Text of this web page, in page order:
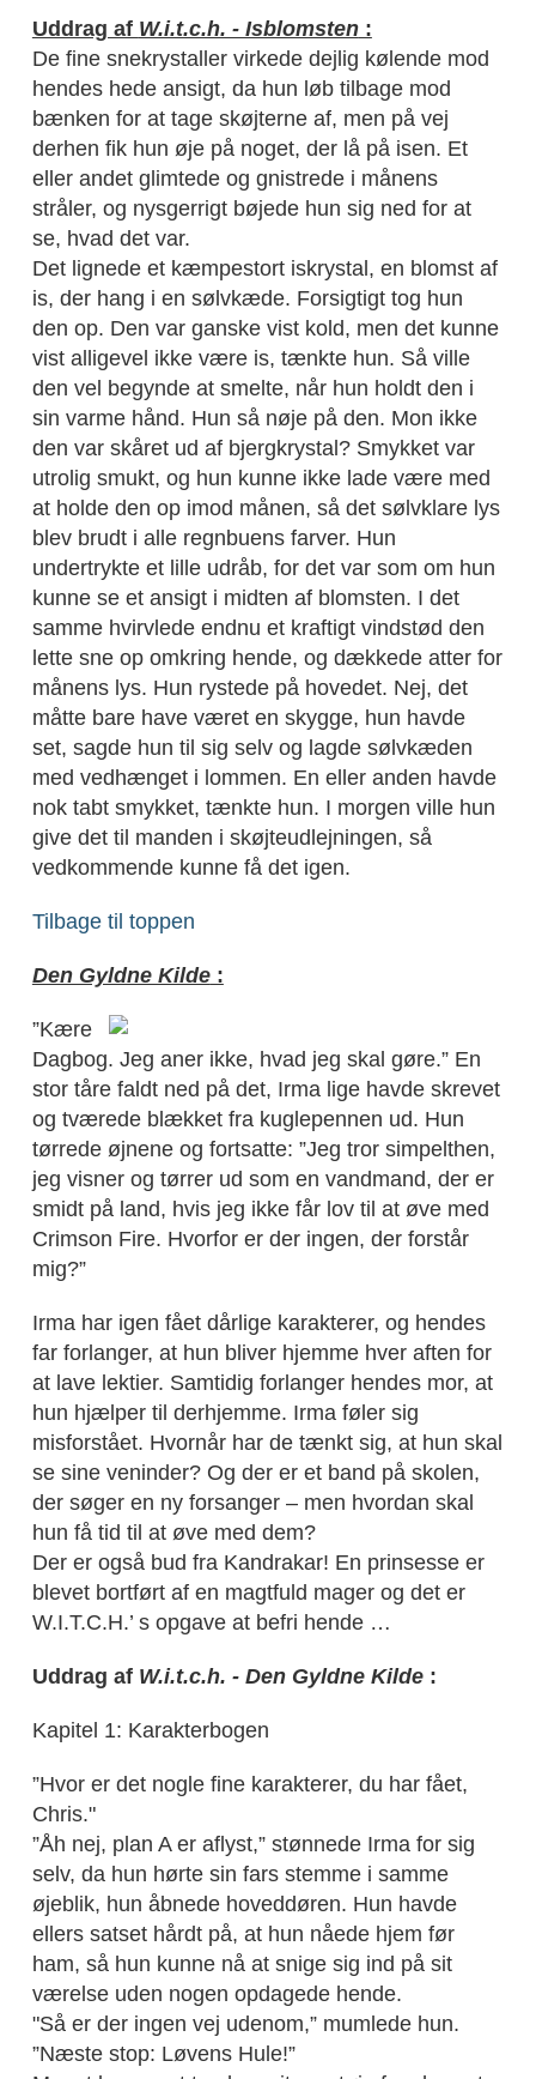
Uddrag af W.i.t.c.h. - Isblomsten:
De fine snekrystaller virkede dejlig kølende mod
hendes hede ansigt, da hun løb tilbage mod
bænken for at tage skøjterne af, men på vej
derhen fik hun øje på noget, der lå på isen. Et
eller andet glimtede og gnistrede i månens
stråler, og nysgerrigt bøjede hun sig ned for at
se, hvad det var.
Det lignede et kæmpestort iskrystal, en blomst af
is, der hang i en sølvkæde. Forsigtigt tog hun
den op. Den var ganske vist kold, men det kunne
vist alligevel ikke være is, tænkte hun. Så ville
den vel begynde at smelte, når hun holdt den i
sin varme hånd. Hun så nøje på den. Mon ikke
den var skåret ud af bjergkrystal? Smykket var
utrolig smukt, og hun kunne ikke lade være med
at holde den op imod månen, så det sølvklare lys
blev brudt i alle regnbuens farver. Hun
undertrykte et lille udråb, for det var som om hun
kunne se et ansigt i midten af blomsten. I det
samme hvirvlede endnu et kraftigt vindstød den
lette sne op omkring hende, og dækkede atter for
månens lys. Hun rystede på hovedet. Nej, det
måtte bare have været en skygge, hun havde
set, sagde hun til sig selv og lagde sølvkæden
med vedhænget i lommen. En eller anden havde
nok tabt smykket, tænkte hun. I morgen ville hun
give det til manden i skøjteudlejningen, så
vedkommende kunne få det igen.
Tilbage til toppen
Den Gyldne Kilde:
”Kære
Dagbog. Jeg aner ikke, hvad jeg skal gøre.” En
stor tåre faldt ned på det, Irma lige havde skrevet
og tværede blækket fra kuglepennen ud. Hun
tørrede øjnene og fortsatte: ”Jeg tror simpelthen,
jeg visner og tørrer ud som en vandmand, der er
smidt på land, hvis jeg ikke får lov til at øve med
Crimson Fire. Hvorfor er der ingen, der forstår
mig?”
Irma har igen fået dårlige karakterer, og hendes
far forlanger, at hun bliver hjemme hver aften for
at lave lektier. Samtidig forlanger hendes mor, at
hun hjælper til derhjemme. Irma føler sig
misforstået. Hvornår har de tænkt sig, at hun skal
se sine veninder? Og der er et band på skolen,
der søger en ny forsanger – men hvordan skal
hun få tid til at øve med dem?
Der er også bud fra Kandrakar! En prinsesse er
blevet bortført af en magtfuld mager og det er
W.I.T.C.H.’ s opgave at befri hende …
Uddrag af W.i.t.c.h. - Den Gyldne Kilde:
Kapitel 1: Karakterbogen
”Hvor er det nogle fine karakterer, du har fået,
Chris."
”Åh nej, plan A er aflyst,” stønnede Irma for sig
selv, da hun hørte sin fars stemme i samme
øjeblik, hun åbnede hoveddøren. Hun havde
ellers satset hårdt på, at hun nåede hjem før
ham, så hun kunne nå at snige sig ind på sit
værelse uden nogen opdagede hende.
"Så er der ingen vej udenom,” mumlede hun.
”Næste stop: Løvens Hule!”